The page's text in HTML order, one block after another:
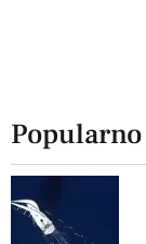
Popularno